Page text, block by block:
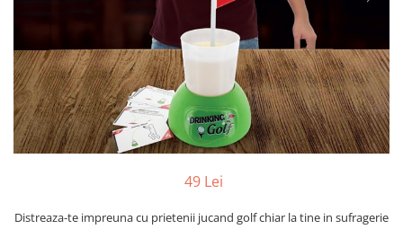
49 Lei
Distreaza-te impreuna cu prietenii jucand golf chiar la tine in sufragerie